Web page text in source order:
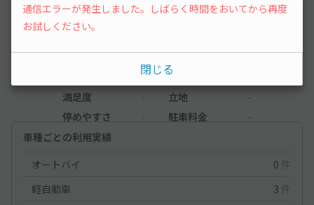
う。
-
満足度 - 立地
-
停めやすさ
- 駐車料金
-
車種ごとの利用実績
オートバイ
0 件
軽自動車
3 件
通信エラーが発生しました。しばらく時間をおいてから再度
お試しください。
閉じる